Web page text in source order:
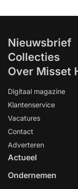
Nieuwsbrief
Collecties
Over Misset
Digitaal magazine
Klantenservice
Vacatures
Contact
Adverteren
Actueel
Ondernemen